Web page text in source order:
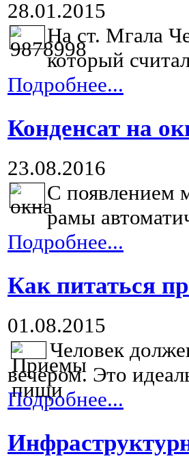
28.01.2015
На ст. Мгала
который
Подробнее...
Конденсат на
23.08.2016
С появлением
рамы
Подробнее...
Как питаться
01.08.2015
Человек
вечером. Это
Подробнее...